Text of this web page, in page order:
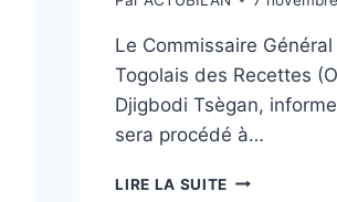
Le Commissaire Général
Togolais des Recettes
Djigbodi Tsègan,
sera procédé à…
LIRE LA SUITE L’OTR